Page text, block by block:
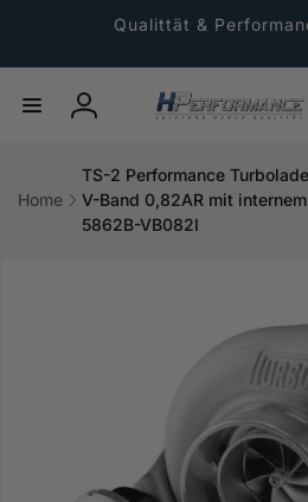
Qualittät &
Einloggen
Home
TS-2 Performance
V-Band 0,82AR mit
5862B-VB082I